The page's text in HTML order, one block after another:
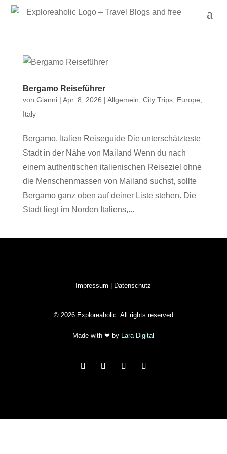
Bergamo Reiseführer
von Gianni| Apr. 8, 2026 | Allgemein City Trips, Europe
Italy
Bergamo, Italien Reiseguide Die unterschätzteste
Stadt in der Nähe von Mailand Wenn du nach
einem authentischen italienischen Reiseziel ohne
die Menschenmassen von Mailand suchst, sollte
Bergamo ganz oben auf deiner Liste stehen. Die
Stadt liegt im Norden Italiens,...
Impressum Datenschutz
© 2026 Exploreaholic. All rights reserved
Made with❤ by Lara Digital